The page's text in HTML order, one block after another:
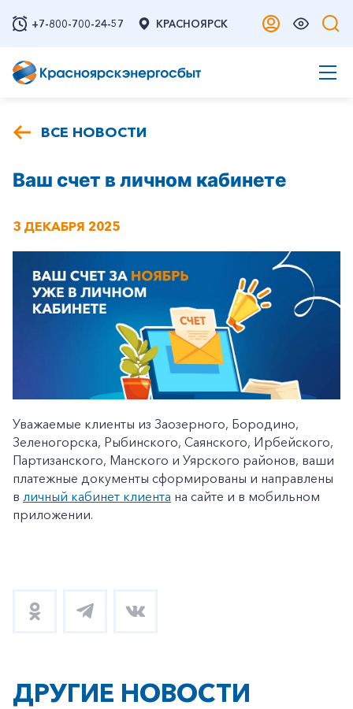
+7-800-700-24-57 КРАСНОЯРСК
ВСЕ НОВОСТИ
Ваш счет в личном кабинете
3 ДЕКАБРЯ 2025
Уважаемые клиенты из Заозерного, Бородино,
Зеленогорска, Рыбинского, Саянского, Ирбейского,
Партизанского, Манского и Уярского районов, ваши
платежные документы сформированы и направлены
в личный кабинет клиента на сайте и в мобильном
приложении.
ДРУГИЕ НОВОСТИ